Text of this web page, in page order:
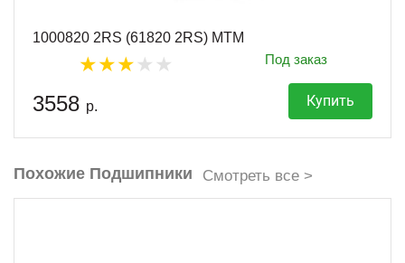
1000820 2RS (61820 2RS) MTM
Под заказ
3558 р. Купить
Похожие Подшипники Смотреть все >